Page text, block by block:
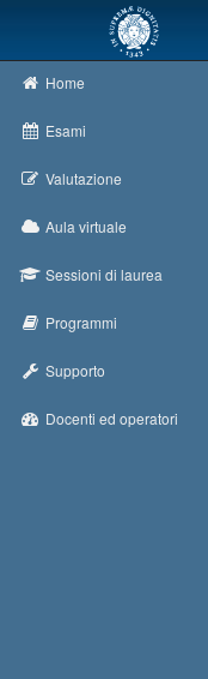
Home
Esami
Valutazione
Aula virtuale
Sessioni di laurea
Programmi
Supporto
Docenti ed operatori